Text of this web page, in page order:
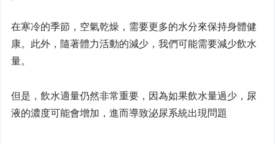
在寒冷的季節，空氣乾燥，需要更多的水分來保持身體健
康。此外，隨著體力活動的減少，我們可能需要減少飲水
量。
但是，飲水適量仍然非常重要，因為如果飲水量過少，尿
液的濃度可能會增加，進而導致泌尿系統出現問題